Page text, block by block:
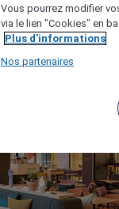
Vous pourrez modifier
via le lien "Cookies" en
Plus d'informations
Nos partenaires